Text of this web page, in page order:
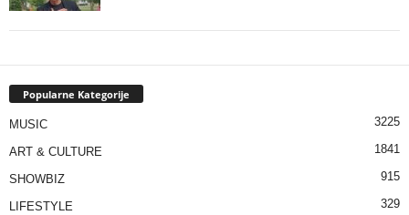
Popularne Kategorije
MUSIC 3225
ART & CULTURE 1841
SHOWBIZ 915
LIFESTYLE 329